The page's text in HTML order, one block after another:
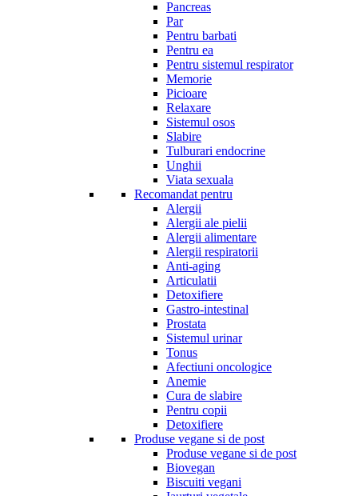
Pancreas
Par
Pentru barbati
Pentru ea
Pentru sistemul respirator
Memorie
Picioare
Relaxare
Sistemul osos
Slabire
Tulburari endocrine
Unghii
Viata sexuala
Recomandat pentru
Alergii
Alergii ale pielii
Alergii alimentare
Alergii respiratorii
Anti-aging
Articulatii
Detoxifiere
Gastro-intestinal
Prostata
Sistemul urinar
Tonus
Afectiuni oncologice
Anemie
Cura de slabire
Pentru copii
Detoxifiere
Produse vegane si de post
Produse vegane si de post
Biovegan
Biscuiti vegani